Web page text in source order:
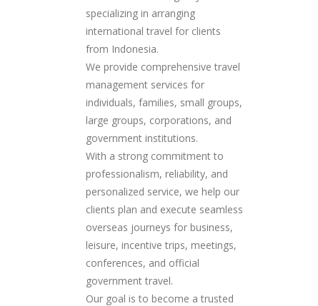
specializing in arranging
international travel for clients
from Indonesia.
We provide comprehensive travel
management services for
individuals, families, small groups,
large groups, corporations, and
government institutions.
With a strong commitment to
professionalism, reliability, and
personalized service, we help our
clients plan and execute seamless
overseas journeys for business,
leisure, incentive trips, meetings,
conferences, and official
government travel.
Our goal is to become a trusted